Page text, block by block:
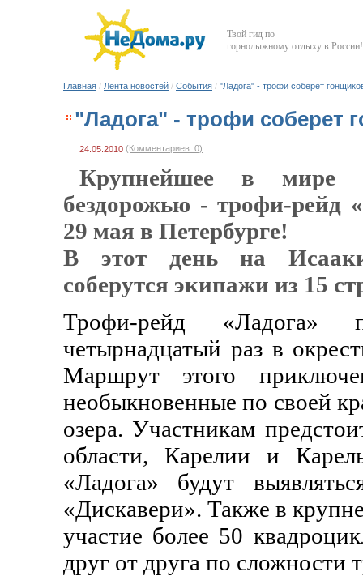
Твой гид по
горнолыжному отдыху в России!
Главная / Лента новостей / События / "Ладога" - трофи соберет
"Ладога" - трофи соберет
24.05.2010 (Комментариев: 0)
Крупнейшее в мире
бездорожью - трофи-рейд
29 мая в Петербурге!
В этот день на
соберутся экипажи из 15
Трофи-рейд
четырнадцатый раз в
Маршрут этого
необыкновенные по своей
озера. Участникам
области, Карелии и
«Ладога» будут
«Дискавери». Также в
участие более 50
друг от друга по сложности